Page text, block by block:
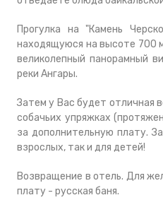
Прогулка на "Камень
находящуюся на высоте 700
великолепный панорамный
реки Ангары.
Затем у Вас будет отличная
собачьих упряжках
за дополнительную плату.
взрослых, так и для детей!
Возвращение в отель. Для
плату - русская баня.